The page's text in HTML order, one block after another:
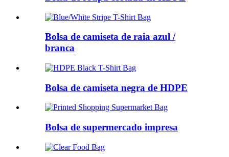
Bolsa de camiseta de raia azul /
branca
Bolsa de camiseta negra de HDPE
Bolsa de supermercado impresa